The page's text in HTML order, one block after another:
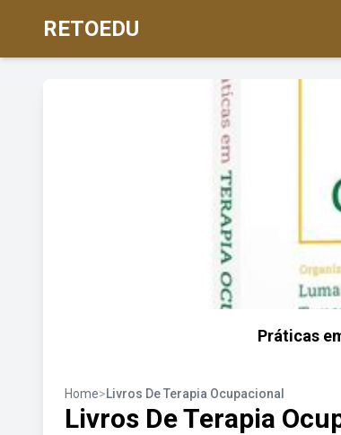
RETOEDU
Práticas
Home>Livros De Terapia Ocupacional
Livros De Terapia